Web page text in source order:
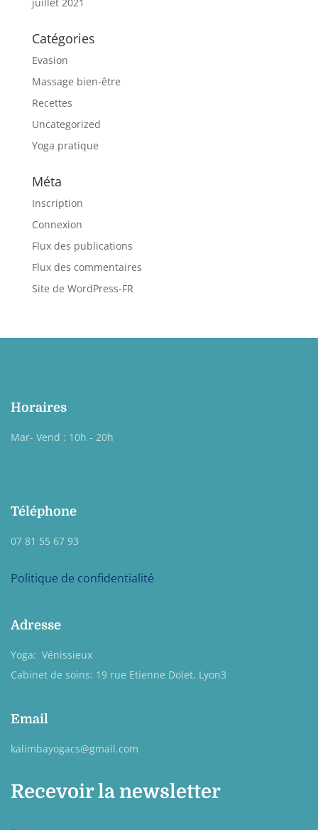
juillet 2021
Catégories
Evasion
Massage bien-être
Recettes
Uncategorized
Yoga pratique
Méta
Inscription
Connexion
Flux des publications
Flux des commentaires
Site de WordPress-FR
Horaires
Mar- Vend : 10h - 20h
Téléphone
07 81 55 67 93
Politique de confidentialité
Adresse
Yoga: Vénissieux
Cabinet de soins: 19 rue Etienne Dolet, Lyon3
Email
kalimbayogacs@gmail.com
Recevoir la newsletter